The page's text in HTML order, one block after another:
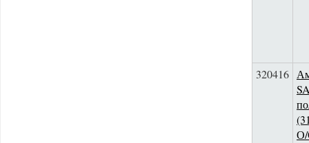
320416
О/